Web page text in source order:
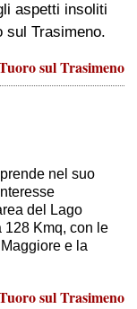
aspetti insoliti
sul Trasimeno.
sul Trasimeno
nel suo
del Lago
128 Kmq, con le
e la
sul Trasimeno